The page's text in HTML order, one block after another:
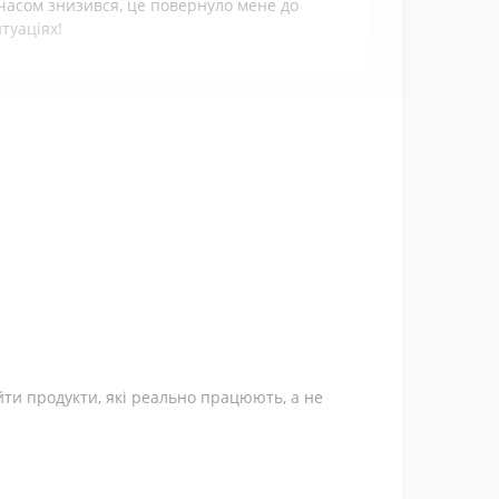
цю добавку.
знизився, це повернуло мене до
продукти, які реально працюють, а не